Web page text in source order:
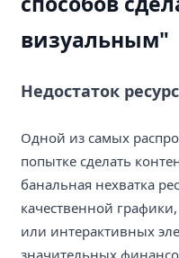
визуальным"
Недостаток
Одной из самых
попытке сделать
банальная нехватка
качественной
или интерактивных
значительных